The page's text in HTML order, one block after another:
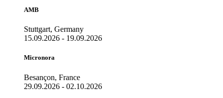
AMB
Stuttgart, Germany
15.09.2026 - 19.09.2026
Micronora
Besançon, France
29.09.2026 - 02.10.2026